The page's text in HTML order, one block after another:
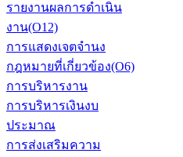
รายงานผลการดำเนิน
งาน(O12)
การแสดงเจตจำนง
กฎหมายที่เกี่ยวข้อง(O6)
การบริหารงาน
การบริหารเงินงบ
ประมาณ
การส่งเสริมความ